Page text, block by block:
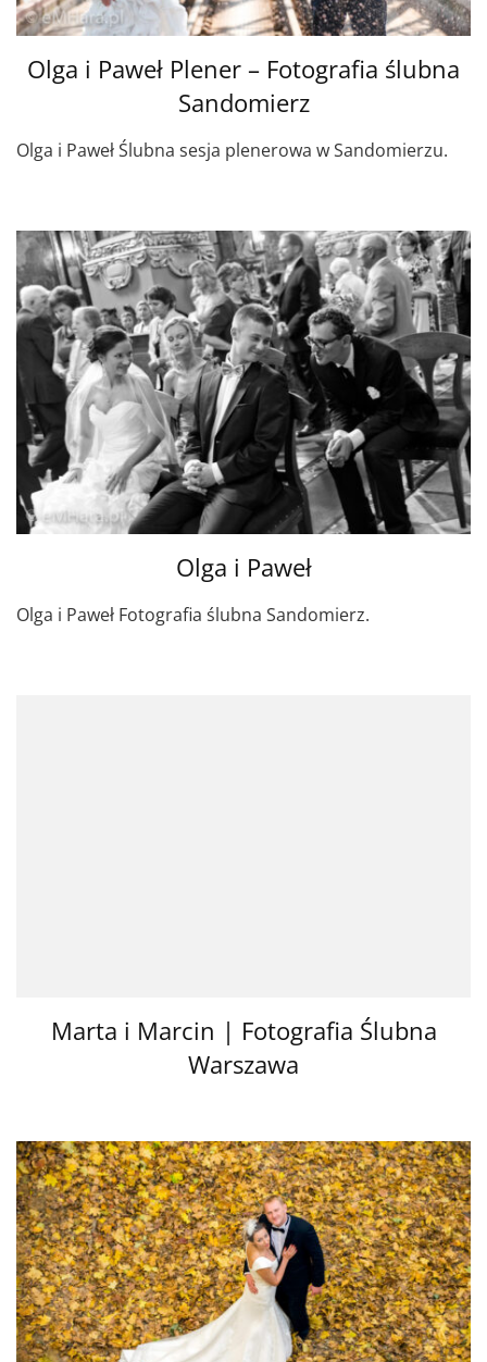
Olga i Paweł Plener – Fotografia ślubna
Sandomierz
Olga i Paweł Ślubna sesja plenerowa w Sandomierzu.
Olga i Paweł
Olga i Paweł Fotografia ślubna Sandomierz.
Marta i Marcin | Fotografia Ślubna
Warszawa